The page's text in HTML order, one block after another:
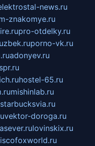
news.ru
znakomye.ru
pro-otdelky.ru
porno-vk.ru
adonyev.ru
hostel-65.ru
mishinlab.ru
starbucksvia.ru
vektor-doroga.ru
lovinskix.ru